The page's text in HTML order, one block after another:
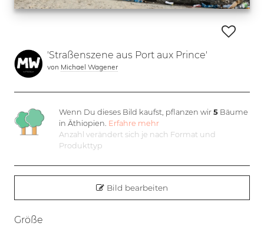
'Straßenszene aus Port aux Prince'
von Michael Wagener
Wenn Du dieses Bild kaufst, pflanzen wir5 Bäume
in Äthiopien. Erfahre mehr
Anzahl verändert sich je nach Format und
Produkttyp
Bild bearbeiten
Größe